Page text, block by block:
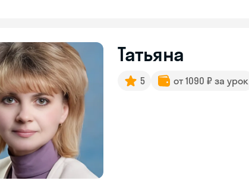
Татьяна
5 от 1090 ₽ за урок